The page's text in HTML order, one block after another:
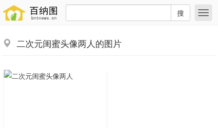
搜
二次元闺蜜头像两人的图片